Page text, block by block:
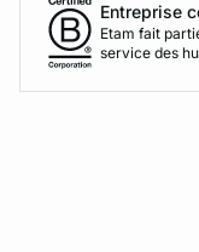
Entreprise
Etam fait
service des